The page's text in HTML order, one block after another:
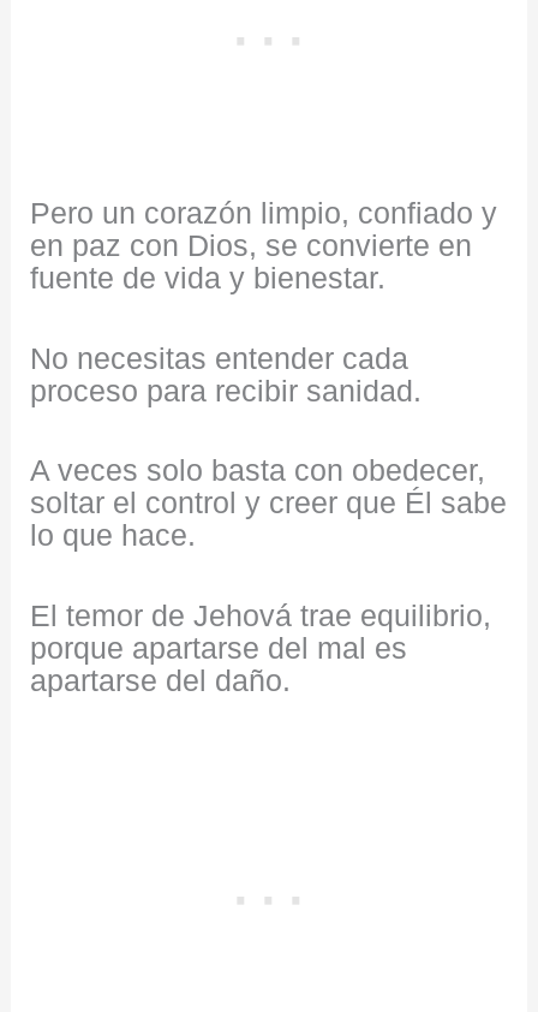
Pero un corazón limpio, confiado y
en paz con Dios, se convierte en
fuente de vida y bienestar.
No necesitas entender cada
proceso para recibir sanidad.
A veces solo basta con obedecer,
soltar el control y creer que Él sabe
lo que hace.
El temor de Jehová trae equilibrio,
porque apartarse del mal es
apartarse del daño.